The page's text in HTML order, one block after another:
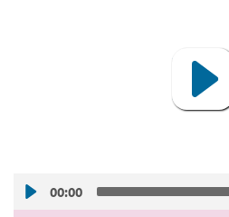
00:00